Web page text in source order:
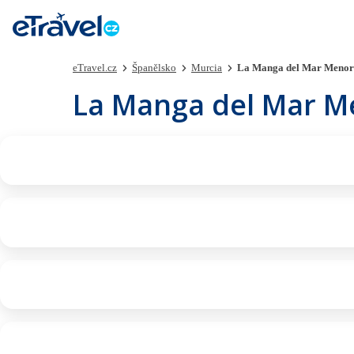
eTravel.cz Španělsko Murcia La Manga del Mar Menor
La Manga del Mar